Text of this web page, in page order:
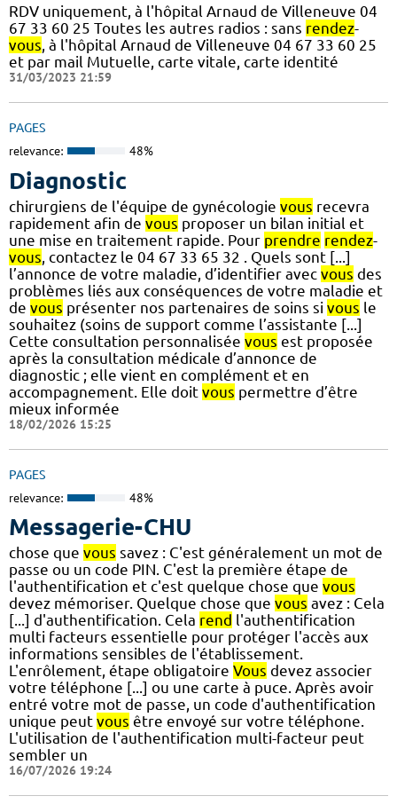
RDV uniquement, à l'hôpital Arnaud de Villeneuve 04
67 33 60 25 Toutes les autres radios : sans rendez-
vous, à l'hôpital Arnaud de Villeneuve 04 67 33 60 25
et par mail Mutuelle, carte vitale, carte identité
31/03/2023 21:59
PAGES
relevance: 48%
Diagnostic
chirurgiens de l'équipe de gynécologie vous recevra
rapidement afin de vous proposer un bilan initial et
une mise en traitement rapide. Pour prendre rendez-
vous, contactez le 04 67 33 65 32 . Quels sont [...]
l’annonce de votre maladie, d’identifier avec vous des
problèmes liés aux conséquences de votre maladie et
de vous présenter nos partenaires de soins si vous le
souhaitez (soins de support comme l’assistante [...]
Cette consultation personnalisée vous est proposée
après la consultation médicale d’annonce de
diagnostic ; elle vient en complément et en
accompagnement. Elle doit vous permettre d’être
mieux informée
18/02/2026 15:25
PAGES
relevance: 48%
Messagerie-CHU
chose que vous savez : C'est généralement un mot de
passe ou un code PIN. C'est la première étape de
l'authentification et c'est quelque chose que vous
devez mémoriser. Quelque chose que vous avez : Cela
[...] d'authentification. Cela rend l'authentification
multi facteurs essentielle pour protéger l'accès aux
informations sensibles de l'établissement.
L'enrôlement, étape obligatoire Vous devez associer
votre téléphone [...] ou une carte à puce. Après avoir
entré votre mot de passe, un code d'authentification
unique peut vous être envoyé sur votre téléphone.
L'utilisation de l'authentification multi-facteur peut
sembler un
16/07/2026 19:24